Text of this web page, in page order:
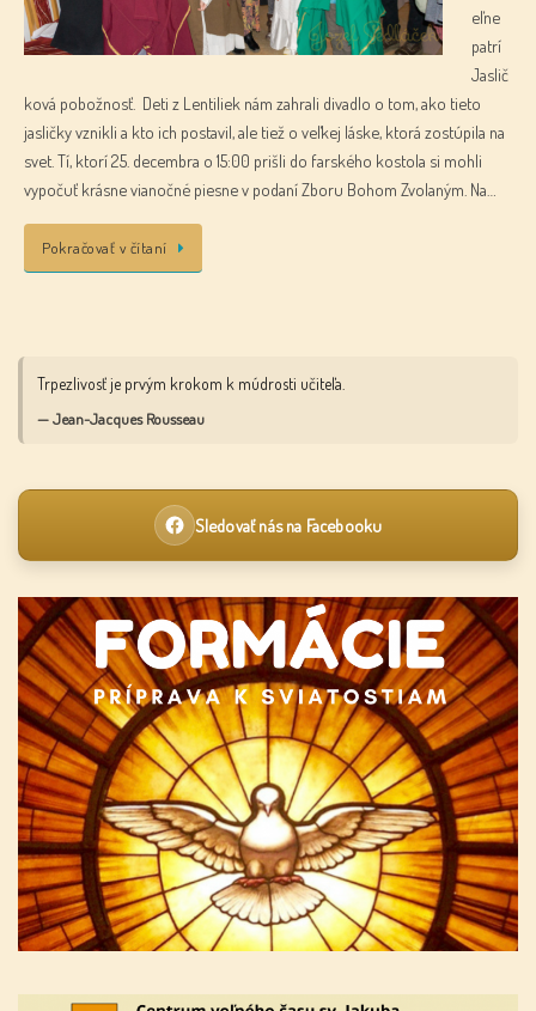
eľne
patrí
Jaslič
ková pobožnosť. Deti z Lentiliek nám zahrali divadlo o tom, ako tieto
jasličky vznikli a kto ich postavil, ale tiež o veľkej láske, ktorá zostúpila na
svet. Tí, ktorí 25. decembra o 15:00 prišli do farského kostola si mohli
vypočuť krásne vianočné piesne v podaní Zboru Bohom Zvolaným. Na…
Pokračovať v čítaní
Trpezlivosť je prvým krokom k múdrosti učiteľa.
— Jean-Jacques Rousseau
Sledovať nás na Facebooku